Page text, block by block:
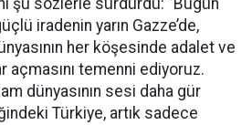
şu sözlerle sürdürdü: "Bugün
iradenin yarın Gazze’de,
her köşesinde adalet ve
açmasını temenni ediyoruz.
dünyasının sesi daha gür
Türkiye, artık sadece